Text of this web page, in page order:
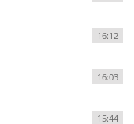
16:12
16:03
15:44